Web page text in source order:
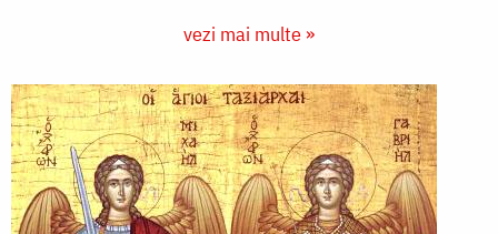
vezi mai multe »